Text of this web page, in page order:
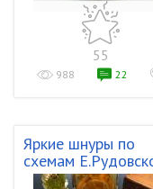
55
988 22
Яркие шнуры по
схемам